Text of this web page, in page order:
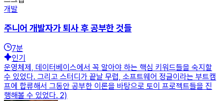
개발
주니어 개발자가 퇴사 후 공부한 것들
7분
인기
운영체제, 데이터베이스에서 꼭 알아야 하는 핵심 키워드들을 숙지할
수 있었다. 그리고 스터디가 끝날 무렵, 소프트웨어 정글이라는 부트캠
프에 합류해서 그동안 공부한 이론을 바탕으로 토이 프로젝트들을 진
행해볼 수 있었다. 2)